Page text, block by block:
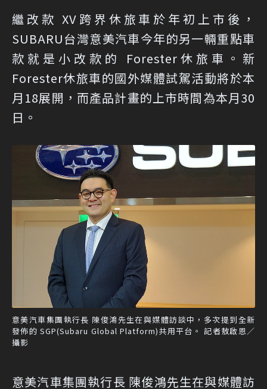
繼改款 XV跨界休旅車於年初上市後，
SUBARU台灣意美汽車今年的另一輛重點車
款就是小改款的 Forester休旅車。新
Forester休旅車的國外媒體試駕活動將於本
月18展開，而產品計畫的上市時間為本月30
日。
意美汽車集團執行長 陳俊鴻先生在與媒體訪談中，多次提到全新
發佈的 SGP(Subaru Global Platform)共用平台。 記者敖啟恩／
攝影
意美汽車集團執行長 陳俊鴻先生在與媒體訪